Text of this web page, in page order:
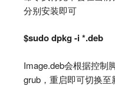
分别安装即可
$sudo dpkg -i *.deb
Image.deb会根据控制
grub，重启即可切换至